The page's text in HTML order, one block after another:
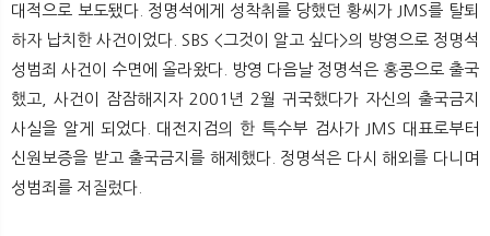
대적으로 보도됐다. 정명석에게 성착취를 당했던 황씨가 JMS를 탈퇴
하자 납치한 사건이었다. SBS <그것이 알고 싶다>의 방영으로 정명석
성범죄 사건이 수면에 올라왔다. 방영 다음날 정명석은 홍콩으로 출국
했고, 사건이 잠잠해지자 2001년 2월 귀국했다가 자신의 출국금지
사실을 알게 되었다. 대전지검의 한 특수부 검사가 JMS 대표로부터
신원보증을 받고 출국금지를 해제했다. 정명석은 다시 해외를 다니며
성범죄를 저질렀다.